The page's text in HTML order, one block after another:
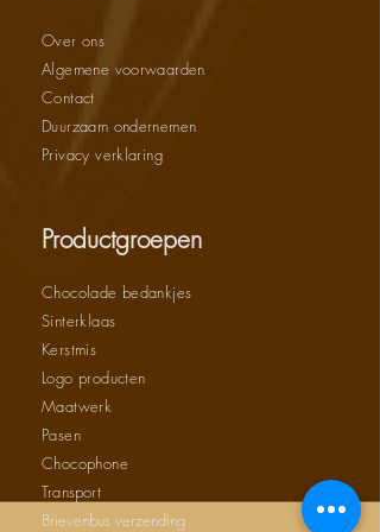
Over ons
Algemene voorwaarden
Contact
Duurzaam ondernemen
Privacy verklaring
Productgroepen
Chocolade bedankjes
Sinterklaas
Kerstmis
Logo producten
Maatwerk
Pasen
Chocophone
Transport
Brievenbus verzending